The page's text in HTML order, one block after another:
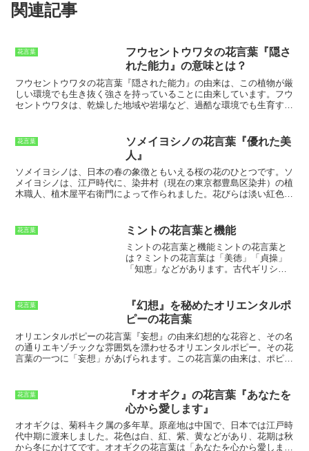
関連記事
花言葉
フウセントウワタの花言葉『隠さ
れた能力』の意味とは？
フウセントウワタの花言葉『隠された能力』の由来は、この植物が厳
しい環境でも生き抜く強さを持っていることに由来しています。フウ
セントウワタは、乾燥した地域や岩場など、過酷な環境でも生育する
フウセントウワタには『隠された能力』という花言葉が付けられまし
た。フウセントウワタは、困難に直面しても決してあきらめない強さ
を持ち、その強さが『隠された能力』として花言葉に表現されていま
す。
花言葉
ソメイヨシノの花言葉『優れた美
人』
ソメイヨシノは、日本の春の象徴ともいえる桜の花のひとつです。
ソ
メイヨシノは、江戸時代に、染井村（現在の東京都豊島区染井）の植
木職人、植木屋平右衛門によって作られました。花びらは淡い紅色
ソメイヨシノは、日本の各地に植えられ、広く愛されるようになりま
した。
ソメイヨシノの花言葉は「優れた美人」です。これは、ソメイ
ヨシノの美しい花姿に由来しています。ソメイヨシノの花は、淡い紅
色で、花びらの先端は少し尖っています。また、ソメイヨシノの花
は、花持ちがよく、開花期間が長く、また、病気にも強いのが特徴で
花言葉 ミントの花言葉と機能
ミントの花言葉と機能ミントの花言葉と
は？ ミントの花言葉は「美徳」「貞操」
「知恵」 などがあります。古代ギリシャ
ミントのさわややかな香りや、その薬効
に由来すると言われています。また、ミ
ントは、歯磨き粉や口臭予防剤などのオ
ーラルケア製品にもよく使われていま
す。これは、ミントの殺菌作用や、爽快
感を与える効果があるためです。さら
は、ミントの鎮静作用や、消化を促進す
る効果があるためです。
花言葉
『幻想』を秘めたオリエンタルポ
ピーの花言葉
オリエンタルポピーの花言葉『妄想』の由来幻想的な花容と、その名
の通りエキゾチックな雰囲気を漂わせるオリエンタルポピー。その花
言葉の一つに「妄想」があげられます。この花言葉の由来は、ポピー
して利用されてきた一方で、その強い依存性から乱用されてきた歴史
があります。オリエンタルポピーの「妄想」という花言葉は、こうし
たアヘンの影響に由来していると考えられています。オリエンタルポ
ピーの花言葉は、「妄想」以外にも「恋の夢」「忘却」「眠り」など
があります。これらの花言葉は、ポピーの花の美しさや、そのアヘン
に由来する鎮静作用、催眠作用などから生まれたと考えられます。
花言葉
『オオギク』の花言葉『あなたを
心から愛します』
オオギク は、菊科キク属の多年草。原産地は中国で、日本では江戸時
代中期に渡来しました。花色は白、紅、紫、黄などがあり、花期は秋
から冬にかけてです。 オオギクの花言葉は「あなたを心から愛しま